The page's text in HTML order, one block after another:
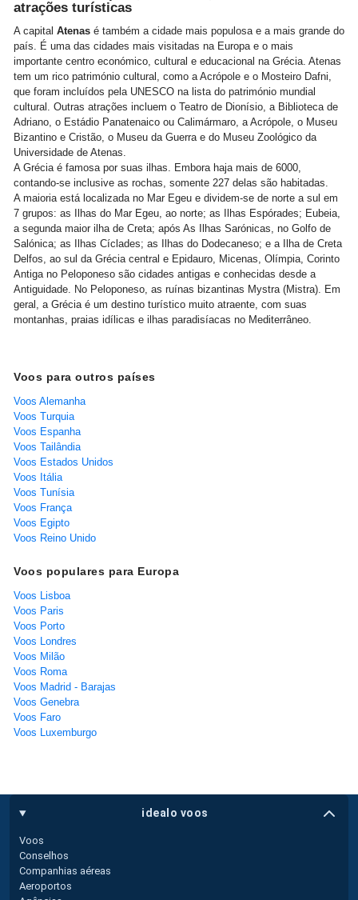
atrações turísticas
A capital Atenas é também a cidade mais populosa e a mais grande do
país. É uma das cidades mais visitadas na Europa e o mais
importante centro económico, cultural e educacional na Grécia. Atenas
tem um rico património cultural, como a Acrópole e o Mosteiro Dafni,
que foram incluídos pela UNESCO na lista do património mundial
cultural. Outras atrações incluem o Teatro de Dionísio, a Biblioteca de
Adriano, o Estádio Panatenaico ou Calimármaro, a Acrópole, o Museu
Bizantino e Cristão, o Museu da Guerra e do Museu Zoológico da
Universidade de Atenas.
A Grécia é famosa por suas ilhas. Embora haja mais de 6000,
contando-se inclusive as rochas, somente 227 delas são habitadas.
A maioria está localizada no Mar Egeu e dividem-se de norte a sul em
7 grupos: as Ilhas do Mar Egeu, ao norte; as Ilhas Espórades; Eubeia,
a segunda maior ilha de Creta; após As Ilhas Sarónicas, no Golfo de
Salónica; as Ilhas Cíclades; as Ilhas do Dodecaneso; e a Ilha de Creta
Delfos, ao sul da Grécia central e Epidauro, Micenas, Olímpia, Corinto
Antiga no Peloponeso são cidades antigas e conhecidas desde a
Antiguidade. No Peloponeso, as ruínas bizantinas Mystra (Mistra). Em
geral, a Grécia é um destino turístico muito atraente, com suas
montanhas, praias idílicas e ilhas paradisíacas no Mediterrâneo.
Voos para outros países
Voos Alemanha
Voos Turquia
Voos Espanha
Voos Tailândia
Voos Estados Unidos
Voos Itália
Voos Tunísia
Voos França
Voos Egipto
Voos Reino Unido
Voos populares para Europa
Voos Lisboa
Voos Paris
Voos Porto
Voos Londres
Voos Milão
Voos Roma
Voos Madrid - Barajas
Voos Genebra
Voos Faro
Voos Luxemburgo
idealo voos
Voos
Conselhos
Companhias aéreas
Aeroportos